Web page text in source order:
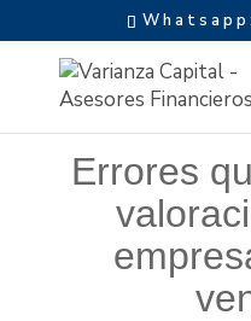
Errores